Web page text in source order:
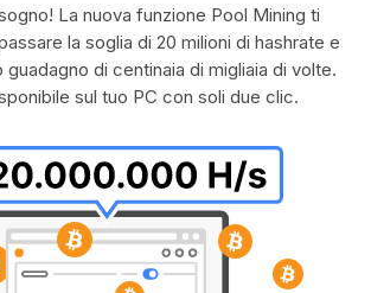
La nuova funzione Pool Mining ti
la soglia di 20 milioni di hashrate e
guadagno di centinaia di migliaia di volte.
sul tuo PC con soli due clic.